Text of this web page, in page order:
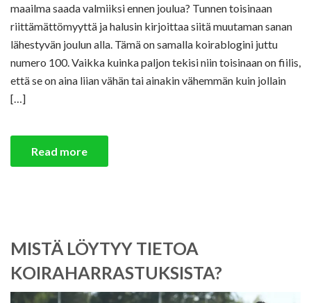
maailma saada valmiiksi ennen joulua? Tunnen toisinaan
riittämättömyyttä ja halusin kirjoittaa siitä muutaman sanan
lähestyvän joulun alla. Tämä on samalla koirablogini juttu
numero 100. Vaikka kuinka paljon tekisi niin toisinaan on fiilis,
että se on aina liian vähän tai ainakin vähemmän kuin jollain
[…]
Read more
MISTÄ LÖYTYY TIETOA
KOIRAHARRASTUKSISTA?